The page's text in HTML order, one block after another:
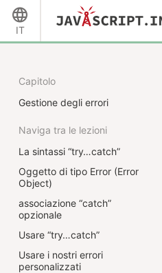
IT
Capitolo
Gestione degli errori
Naviga tra le lezioni
La sintassi “try…catch”
Oggetto di tipo Error (Error
Object)
associazione “catch”
opzionale
Usare “try…catch”
Usare i nostri errori
personalizzati